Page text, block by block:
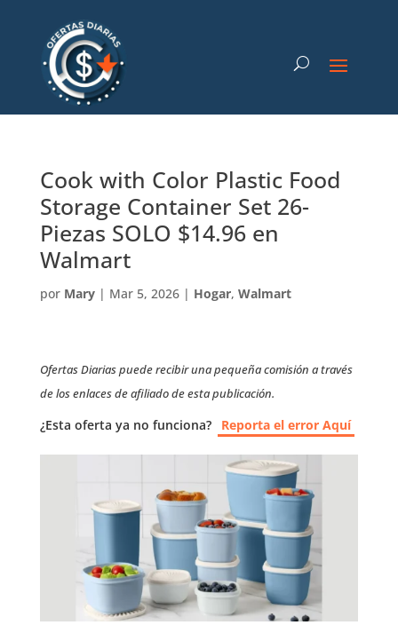
Cook with Color Plastic Food
Storage Container Set 26-
Piezas SOLO $14.96 en
Walmart
por Mary| Mar 5, 2026| Hogar, Walmart
Ofertas Diarias puede recibir una pequeña comisión a través
de los enlaces de afiliado de esta publicación.
¿Esta oferta ya no funciona? Reporta el error Aquí